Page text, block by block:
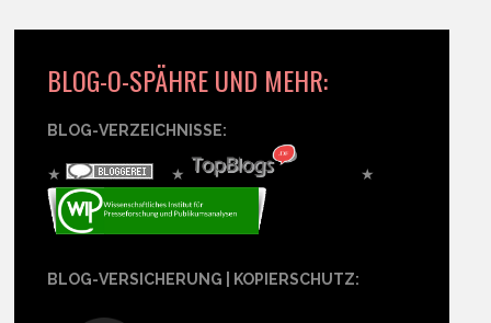
BLOG-O-SPÄHRE UND MEHR:
BLOG-VERZEICHNISSE:
★ ★ ★
BLOG-VERSICHERUNG | KOPIERSCHUTZ: